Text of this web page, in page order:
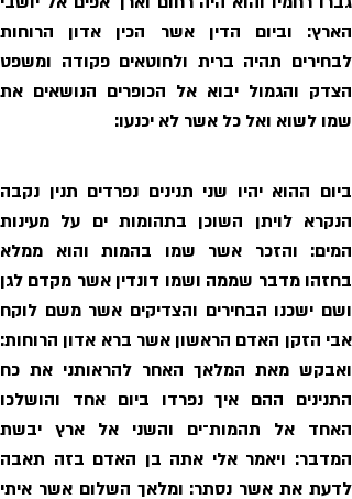
שמו לשוא ואל כל אשר לא יכנעו: